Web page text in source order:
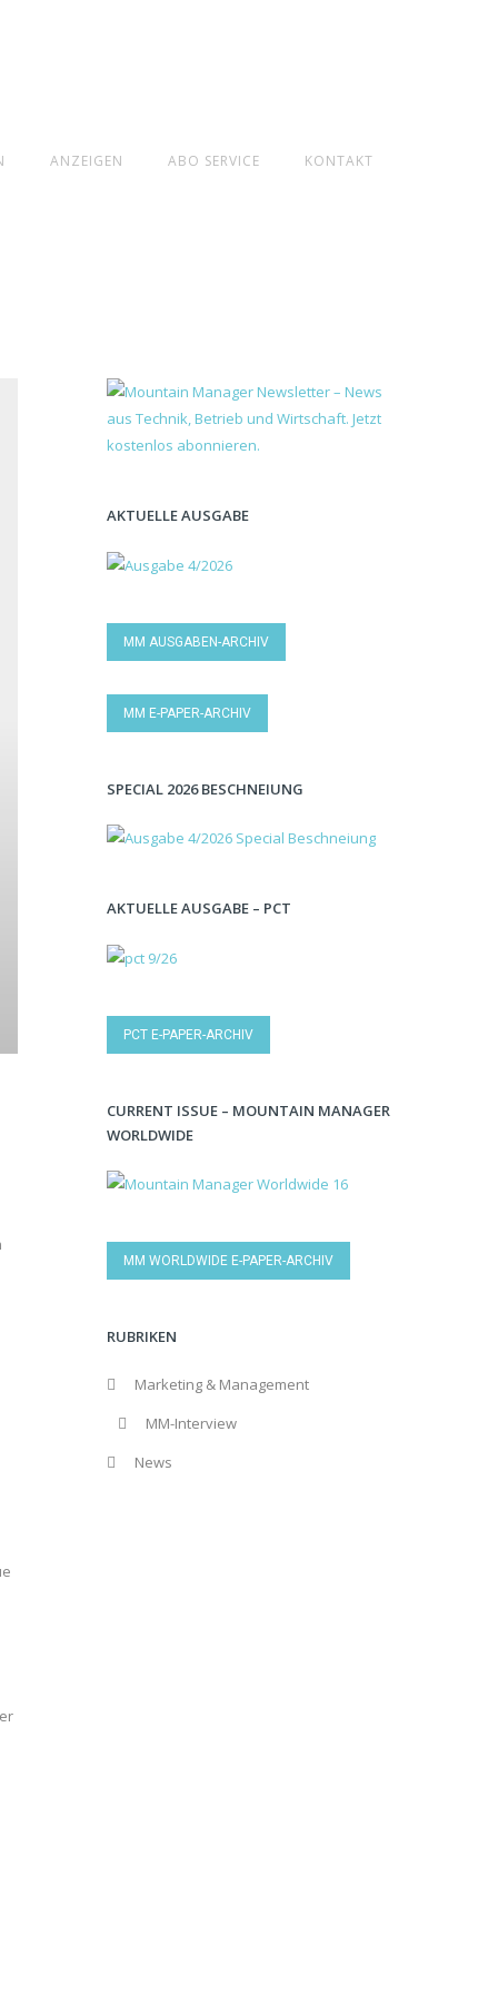
ANZEIGEN ABO SERVICE KONTAKT
AKTUELLE AUSGABE
MM AUSGABEN-ARCHIV
MM E-PAPER-ARCHIV
SPECIAL 2026 BESCHNEIUNG
AKTUELLE AUSGABE – PCT
PCT E-PAPER-ARCHIV
CURRENT ISSUE – MOUNTAIN MANAGER
WORLDWIDE
MM WORLDWIDE E-PAPER-ARCHIV
RUBRIKEN
Marketing & Management
MM-Interview
News